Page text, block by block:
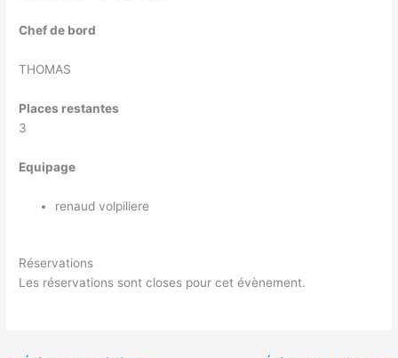
Chef de bord
THOMAS
Places restantes
3
Equipage
renaud volpiliere
Réservations
Les réservations sont closes pour cet évènement.